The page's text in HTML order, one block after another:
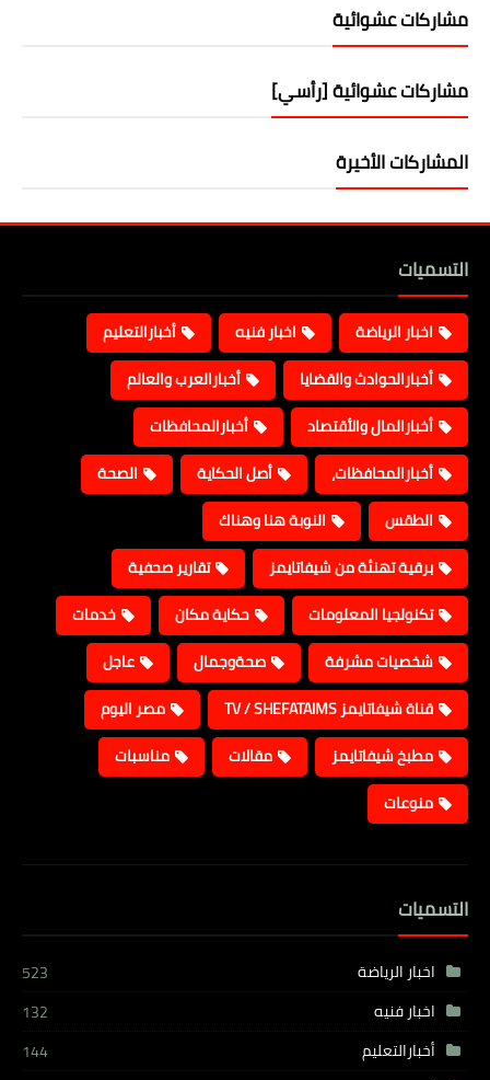
مشاركات عشوائية
مشاركات عشوائية [رأسي]
المشاركات الأخيرة
التسميات
اخبار الرياضة اخبار فنيه
أخبارالتعليم
أخبارالحوادث والقضايا
أخبارالعرب والعالم
أخبارالمال والأقتصاد
أخبارالمحافظات
أخبارالمحافظات،
أصل الحكاية
الصحة
الطقس
النوبة هنا وهناك
برقية تهنئة من شيفاتايمز
تقارير صحفية
تكنولجيا المعلومات
حكاية مكان
خدمات
شخصيات مشرفة
صحةوجمال
عاجل
قناة شيفاتايمز TV / SHEFATAIMS
مصر اليوم
مطبخ شيفاتايمز
مقالات
مناسبات
منوعات
التسميات
اخبار الرياضة
523
اخبار فنيه
132
أخبارالتعليم
144